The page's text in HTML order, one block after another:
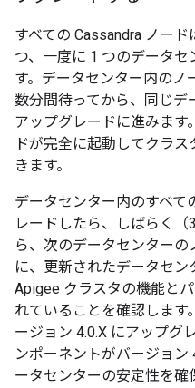
すべての Cassandra ノー
つ、一度に 1 つのデータ
す。データセンター内のノ
数分間待ってから、同じデ
アップグレードに進みます
ドが完全に起動してクラ
きます。
データセンター内のすべて
レードしたら、しばらく
ら、次のデータセンター
に、更新されたデータセン
Apigee クラスタの機能と
れていることを確認します
ージョン 4.0.X にアップグ
ンポーネントがバージョン
ータセンターの安定性を確